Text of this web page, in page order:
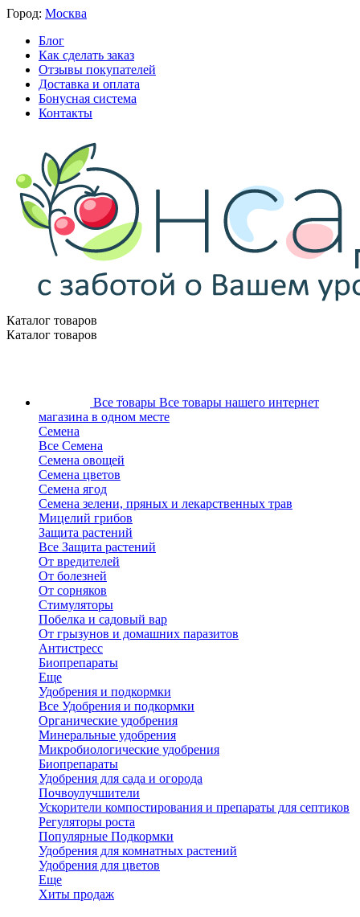
Город: Москва
Блог
Как сделать заказ
Отзывы покупателей
Доставка и оплата
Бонусная система
Контакты
Каталог товаров
Каталог товаров
Все товары Все товары нашего интернет
магазина в одном месте
Семена
Все Семена
Семена овощей
Семена цветов
Семена ягод
Семена зелени, пряных и лекарственных трав
Мицелий грибов
Защита растений
Все Защита растений
От вредителей
От болезней
От сорняков
Стимуляторы
Побелка и садовый вар
От грызунов и домашних паразитов
Антистресс
Биопрепараты
Еще
Удобрения и подкормки
Все Удобрения и подкормки
Органические удобрения
Минеральные удобрения
Микробиологические удобрения
Биопрепараты
Удобрения для сада и огорода
Почвоулучшители
Ускорители компостирования и препараты для септиков
Регуляторы роста
Популярные Подкормки
Удобрения для комнатных растений
Удобрения для цветов
Еще
Хиты продаж